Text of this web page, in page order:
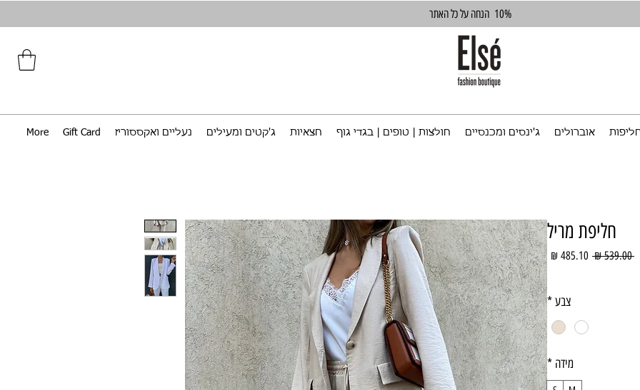
10% הנחה על כל האתר
אוברולים ג'ינסים ומכנסיים חולצות | טופים | בגדי גוף חצאיות ג'קטים ומעילים נעליים ואקססוריז Gift Card
More
חליפת מריל
‏539.00 ‏₪
מחיר
מחיר
מבצע
צבע*
מידה *